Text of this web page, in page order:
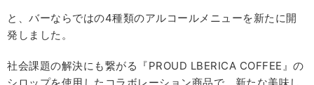
と、バーならではの4種類のアルコールメニューを新たに開
発しました。
社会課題の解決にも繋がる『PROUD LBERICA COFFEE』の